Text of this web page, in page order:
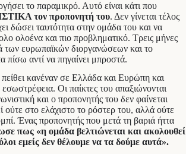
το παραμικρό. Αυτό είναι κάτι που
τον προπονητή του. Δεν γίνεται τέλος
δώσει ταυτότητα στην ομάδα του και να
ολοένα και πιο προβληματικό. Τρεις μήνες
των ευρωπαϊκών διοργανώσεων και το
πίσω αντί να πηγαίνει μπροστά.
κανέναν σε Ελλάδα και Ευρώπη και
εσωστρέφεια. Οι παίκτες του απαξιώνονται
και ο προπονητής του δεν φαίνεται
ούτε στο ελάχιστο το ρόστερ του, αλλά ούτε
Ένας προπονητής που μετά τη βαριά ήττα
πως «η ομάδα βελτιώνεται και ακολουθεί
εμείς δεν θέλουμε να τα δούμε αυτά».